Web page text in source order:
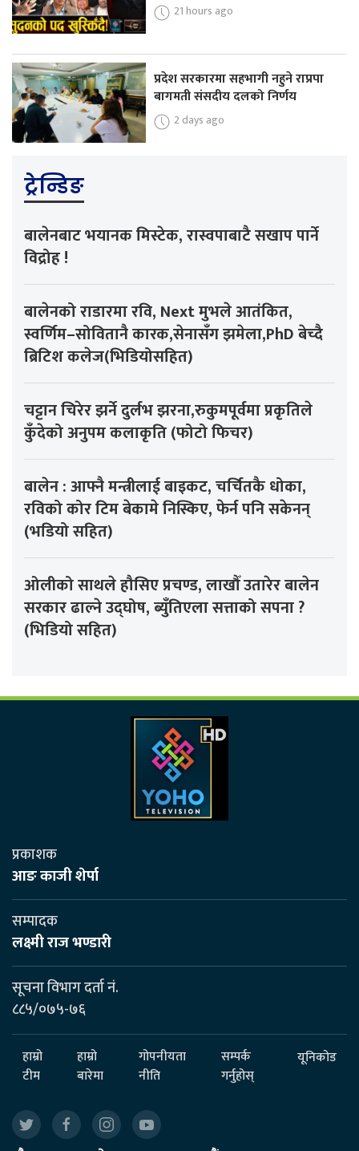
21 hours ago
प्रदेश सरकारमा सहभागी नहुने राप्रपा
बागमती संसदीय दलको निर्णय
2 days ago
ट्रेन्डिङ
बालेनबाट भयानक मिस्टेक, रास्वपाबाटै सखाप पार्ने
विद्रोह !
बालेनको राडारमा रवि, Next मुभले आतंकित,
स्वर्णिम–सोवितानै कारक,सेनासँग झमेला,PhD बेच्दै
ब्रिटिश कलेज(भिडियोसहित)
चट्टान चिरेर झर्ने दुर्लभ झरना,रुकुमपूर्वमा प्रकृतिले
कुँदेको अनुपम कलाकृति (फोटो फिचर)
बालेन : आफ्नै मन्त्रीलाई बाइकट, चर्चितकै धोका,
रविको कोर टिम बेकामे निस्किए, फेर्न पनि सकेनन्
(भडियो सहित)
ओलीको साथले हौसिए प्रचण्ड, लाखौँ उतारेर बालेन
सरकार ढाल्ने उद्घोष, ब्युँतिएला सत्ताको सपना ?
(भिडियो सहित)
प्रकाशक
आङ काजी शेर्पा
सम्पादक
लक्ष्मी राज भण्डारी
सूचना विभाग दर्ता नं.
८८५/०७५-७६
हाम्रो
टीम
हाम्रो
बारेमा
गोपनीयता
नीति
सम्पर्क
गर्नुहोस्
यूनिकोड